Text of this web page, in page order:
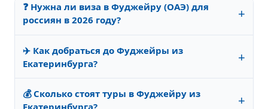
❓ Нужна ли виза в Фуджейру (ОАЭ) для
россиян в 2026 году?
+
течение полугода виза не требуется. Достаточно
загранпаспорта со сроком действия не менее 6
✈️ Как добраться до Фуджейры из
Екатеринбурга?
+
Дубай или Шарджу. После прилёта — трансфер до
💰 Сколько стоят туры в Фуджейру из
Екатеринбурга?
+